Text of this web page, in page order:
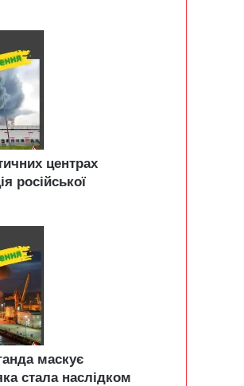
центрах
російської
маскує
стала наслідком